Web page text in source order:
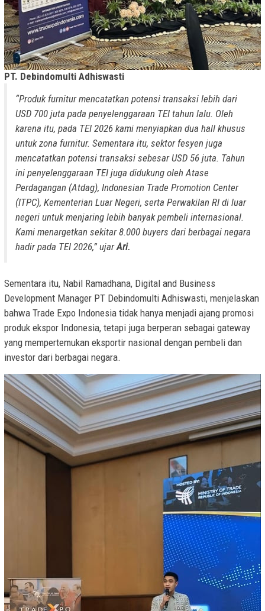
PT. Debindomulti Adhiswasti
“Produk furnitur mencatatkan potensi transaksi lebih dari
USD 700 juta pada penyelenggaraan TEI tahun lalu. Oleh
karena itu, pada TEI 2026 kami menyiapkan dua hall khusus
untuk zona furnitur. Sementara itu, sektor fesyen juga
mencatatkan potensi transaksi sebesar USD 56 juta. Tahun
ini penyelenggaraan TEI juga didukung oleh Atase
Perdagangan (Atdag), Indonesian Trade Promotion Center
(ITPC), Kementerian Luar Negeri, serta Perwakilan RI di luar
negeri untuk menjaring lebih banyak pembeli internasional.
Kami menargetkan sekitar 8.000 buyers dari berbagai negara
hadir pada TEI 2026,” ujarAri.
Sementara itu, Nabil Ramadhana, Digital and Business
Development Manager PT Debindomulti Adhiswasti, menjelaskan
bahwa Trade Expo Indonesia tidak hanya menjadi ajang promosi
produk ekspor Indonesia, tetapi juga berperan sebagai gateway
yang mempertemukan eksportir nasional dengan pembeli dan
investor dari berbagai negara.